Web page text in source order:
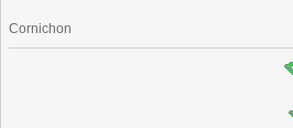
Cornichon